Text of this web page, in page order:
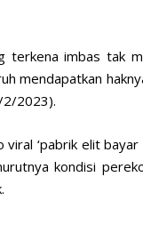
imbas tak
mendapatkan
2/2023).
‘pabrik elit
kondisi